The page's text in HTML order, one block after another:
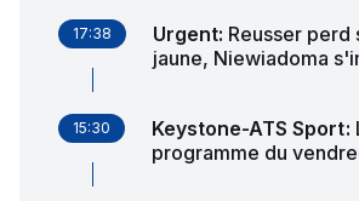
17:38 Urgent: Reusser perd
jaune, Niewiadoma
15:30 Keystone-ATS Sport:
programme du